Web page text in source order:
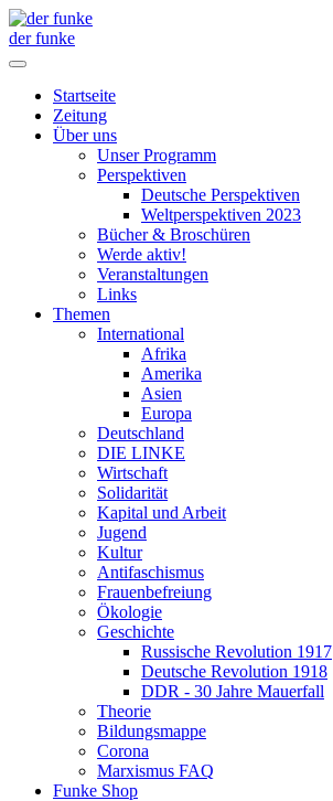
der funke
Startseite
Zeitung
Über uns
Unser Programm
Perspektiven
Deutsche Perspektiven
Weltperspektiven 2023
Bücher & Broschüren
Werde aktiv!
Veranstaltungen
Links
Themen
International
Afrika
Amerika
Asien
Europa
Deutschland
DIE LINKE
Wirtschaft
Solidarität
Kapital und Arbeit
Jugend
Kultur
Antifaschismus
Frauenbefreiung
Ökologie
Geschichte
Russische Revolution 1917
Deutsche Revolution 1918
DDR - 30 Jahre Mauerfall
Theorie
Bildungsmappe
Corona
Marxismus FAQ
Funke Shop